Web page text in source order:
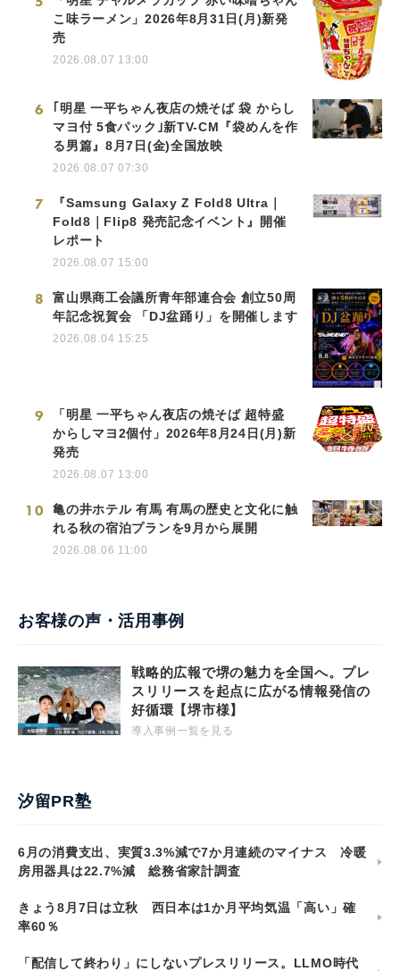
こ味ラーメン」2026年8月31日(月)新発
売
2026.08.07 13:00
6
｢明星 一平ちゃん夜店の焼そば 袋 からし
マヨ付 5食パック｣新TV-CM『袋めんを作
る男篇』8月7日(金)全国放映
2026.08.07 07:30
7
『Samsung Galaxy Z Fold8 Ultra｜
Fold8｜Flip8 発売記念イベント』開催
レポート
2026.08.07 15:00
8
富山県商工会議所青年部連合会 創立50周
年記念祝賀会 「DJ盆踊り」を開催します
2026.08.04 15:25
9
「明星 一平ちゃん夜店の焼そば 超特盛
からしマヨ2個付」2026年8月24日(月)新
発売
2026.08.07 13:00
10
亀の井ホテル 有馬 有馬の歴史と文化に触
れる秋の宿泊プランを9月から展開
2026.08.06 11:00
お客様の声・活用事例
戦略的広報で堺の魅力を全国へ。プレ
スリリースを起点に広がる情報発信の
好循環【堺市様】
導入事例一覧を見る
汐留PR塾
6月の消費支出、実質3.3%減で7か月連続のマイナス 冷暖
房用器具は22.7%減 総務省家計調査
きょう8月7日は立秋 西日本は1か月平均気温「高い」確
率60％
「配信して終わり」にしないプレスリリース。LLMO時代